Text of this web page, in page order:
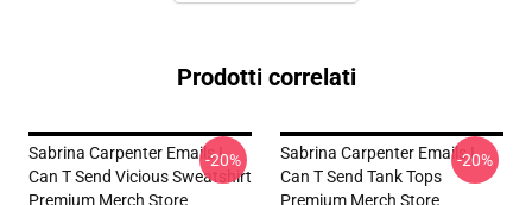
Prodotti correlati
Sabrina Carpenter Emails I
Can T Send Vicious Sweatshirt
Premium Merch Store
-20%
Sabrina Carpenter Emails I
Can T Send Tank Tops
Premium Merch Store
-20%